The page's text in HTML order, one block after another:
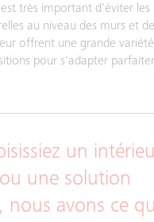
très important d'éviter les
au niveau des murs et
offrent une grande
pour s'adapter
un
une solution
nous avons ce